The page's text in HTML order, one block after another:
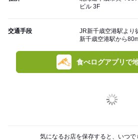
ビル 3F
交通手段
JR新千歳空港駅より
新千歳空港駅から
食べログアプリで
気になるお店を保存すると、いつで